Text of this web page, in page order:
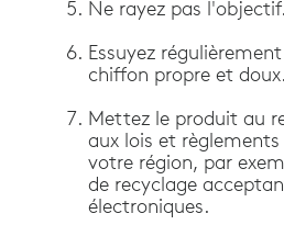
Ne rayez pas l'objectif.
Essuyez
chiffon propre et doux.
Mettez le produit au
aux lois et
votre région, par
de recyclage
électroniques.